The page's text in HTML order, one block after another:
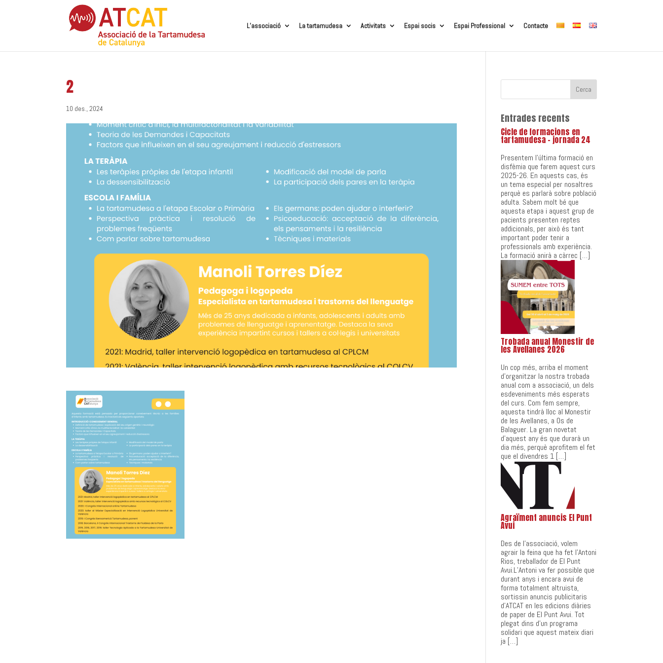
L’associació La tartamudesa Activitats Espai socis Espai Professional Contacte
2
10 des., 2024
Entrades recents
Cicle de formacions en
tartamudesa – jornada 24
Presentem l’última formació en
disfèmia que farem aquest curs
2025-26. En aquests cas, és
un tema especial per nosaltres
perquè es parlarà sobre població
adulta. Sabem molt bé que
aquesta etapa i aquest grup de
pacients presenten reptes
addicionals, per això és tant
important poder tenir a
professionals amb experiència.
La formació anirà a càrrec […]
Trobada anual Monestir de
les Avellanes 2026
Un cop més, arriba el moment
d’organitzar la nostra trobada
anual com a associació, un dels
esdeveniments més esperats
del curs. Com fem sempre,
aquesta tindrà lloc al Monestir
de les Avellanes, a Os de
Balaguer. La gran novetat
d’aquest any és que durarà un
dia més, perquè aprofitem el fet
que el divendres 1 […]
Agraïment anuncis El Punt
Avui
Des de l’associació, volem
agrair la feina que ha fet l’Antoni
Rios, treballador de El Punt
Avui.L’Antoni va fer possible que
durant anys i encara avui de
forma totalment altruista,
sortissin anuncis publicitaris
d’ATCAT en les edicions diàries
de paper de El Punt Avui. Tot
plegat dins d’un programa
solidari que aquest mateix diari
ja […]